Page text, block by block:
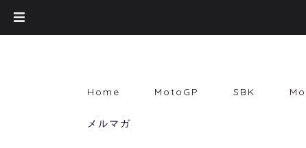
Home MotoGP SBK
メルマガ